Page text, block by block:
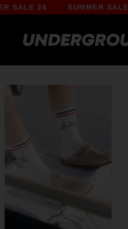
26 SUMMER SALE 26